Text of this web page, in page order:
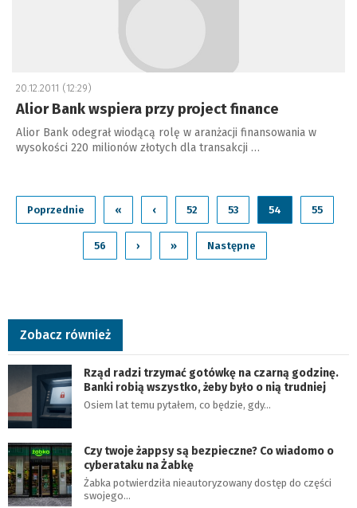
20.12.2011 (12:29)
Alior Bank wspiera przy project finance
Alior Bank odegrał wiodącą rolę w aranżacji finansowania w
wysokości 220 milionów złotych dla transakcji …
Poprzednie « ‹ 52 53 54 55
56 › » Następne
Zobacz również
Rząd radzi trzymać gotówkę na czarną godzinę.
Banki robią wszystko, żeby było o nią trudniej
Osiem lat temu pytałem, co będzie, gdy…
Czy twoje żappsy są bezpieczne? Co wiadomo o
cyberataku na Żabkę
Żabka potwierdziła nieautoryzowany dostęp do części
swojego…